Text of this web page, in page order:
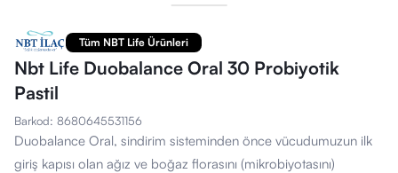
Tüm NBT Life Ürünleri
Nbt Life Duobalance Oral 30 Probiyotik
Pastil
Barkod: 8680645531156
Duobalance Oral, sindirim sisteminden önce vücudumuzun ilk
giriş kapısı olan ağız ve boğaz florasını (mikrobiyotasını)